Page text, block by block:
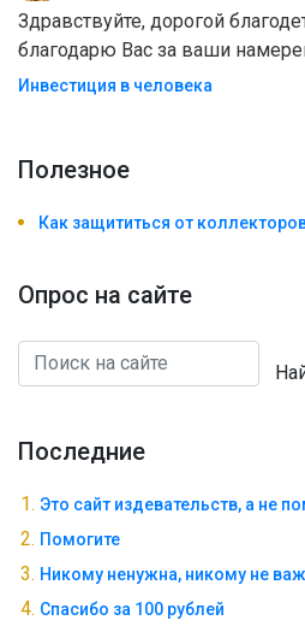
Здравствуйте, дорогой
благодарю Вас за ваши
Инвестиция в человека
Полезноe
Как защититься от
Опрос на сайте
Последние
Это сайт издевательств, а не
Помогите
Никому ненужна, никому не
Спасибо за 100 рублей